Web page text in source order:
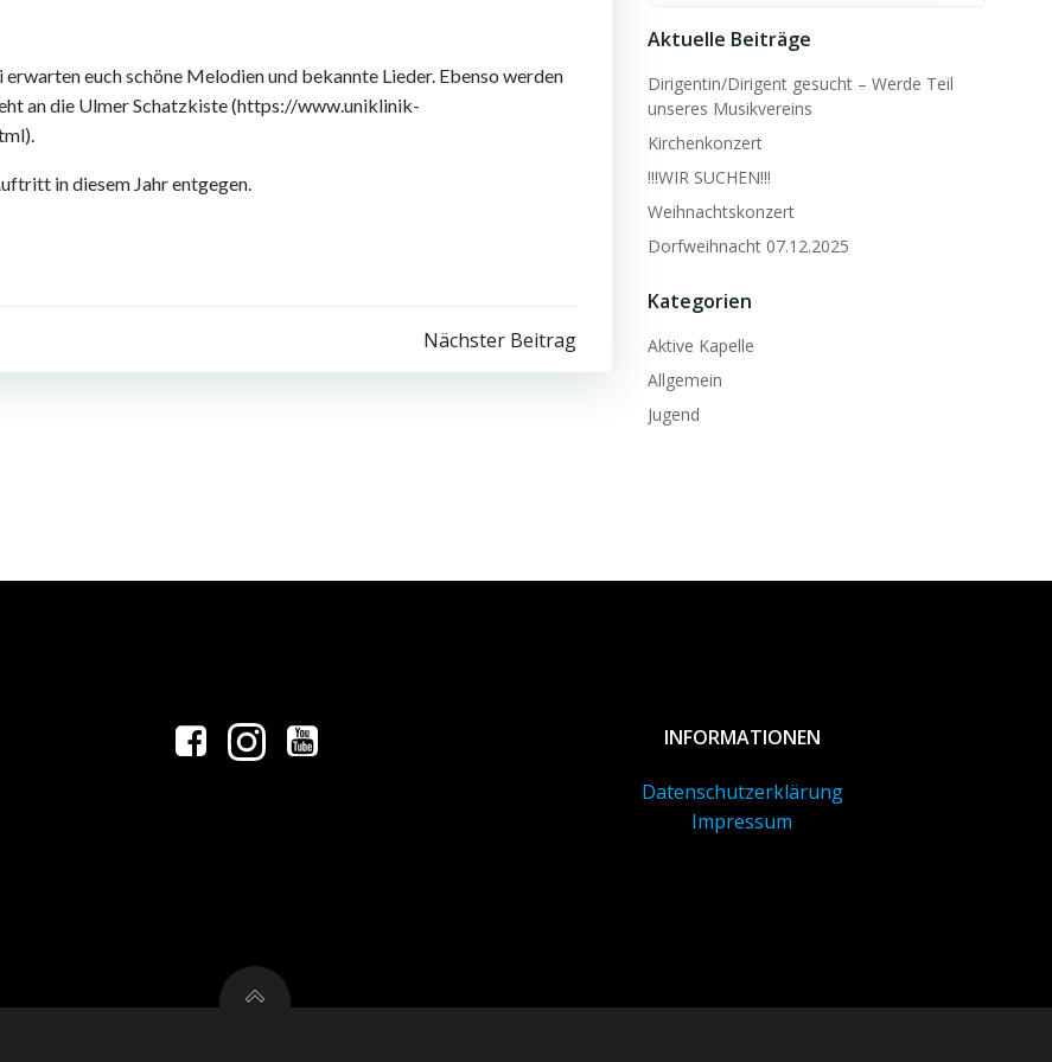
euch schöne Melodien und bekannte Lieder. Ebenso werden
an die Ulmer Schatzkiste (https://www.uniklinik-
in diesem Jahr entgegen.
Nächster Beitrag
Aktuelle Beiträge
Dirigentin/Dirigent gesucht – Werde Teil
unseres Musikvereins
Kirchenkonzert
!!!WIR SUCHEN!!!
Weihnachtskonzert
Dorfweihnacht 07.12.2025
Kategorien
Aktive Kapelle
Allgemein
Jugend
INFORMATIONEN
Datenschutzerklärung
Impressum